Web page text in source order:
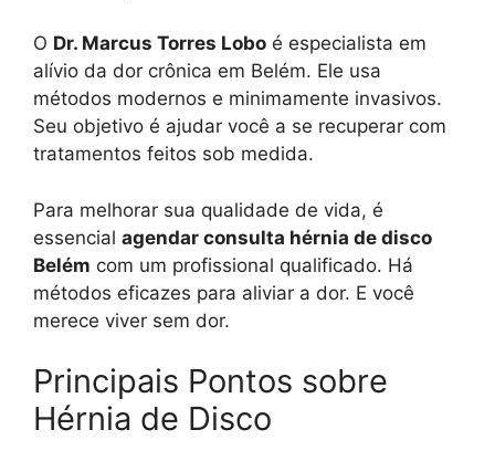
O Dr. Marcus Torres Lobo é especialista em
alívio da dor crônica em Belém. Ele usa
métodos modernos e minimamente invasivos.
Seu objetivo é ajudar você a se recuperar com
tratamentos feitos sob medida.
Para melhorar sua qualidade de vida, é
essencial agendar consulta hérnia de disco
Belém com um profissional qualificado. Há
métodos eficazes para aliviar a dor. E você
merece viver sem dor.
Principais Pontos sobre
Hérnia de Disco